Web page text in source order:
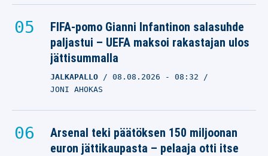
FIFA-pomo Gianni Infantinon salasuhde
paljastui – UEFA maksoi rakastajan ulos
jättisummalla
JALKAPALLO 08.08.2026 - 08:32
JONI AHOKAS
Arsenal teki päätöksen 150 miljoonan
euron jättikaupasta – pelaaja otti itse